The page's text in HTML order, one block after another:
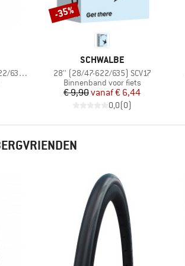
19
MERK
SCHWALBE
Artikel
28'' (28/47-622/635) SCV17
Productgroep
Binnenband voor fiets
Prijs
€ 9,90 Verlaagde prijs
vanaf€ 6,44
0,0(0)
Korting
-35%